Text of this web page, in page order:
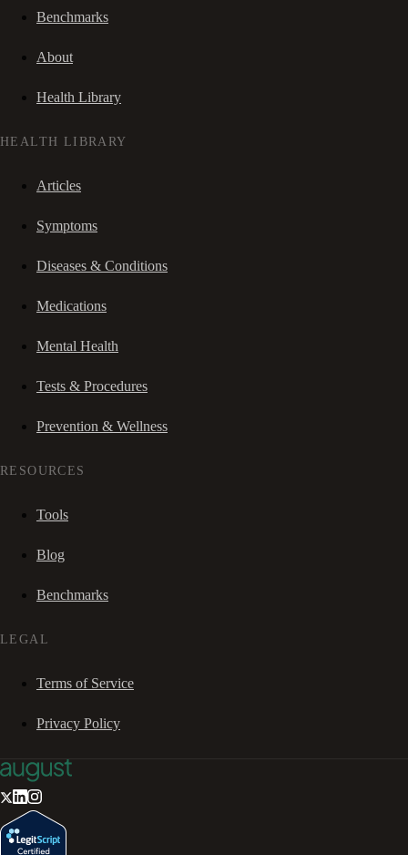
Benchmarks
About
Health Library
HEALTH LIBRARY
Articles
Symptoms
Diseases & Conditions
Medications
Mental Health
Tests & Procedures
Prevention & Wellness
RESOURCES
Tools
Blog
Benchmarks
LEGAL
Terms of Service
Privacy Policy